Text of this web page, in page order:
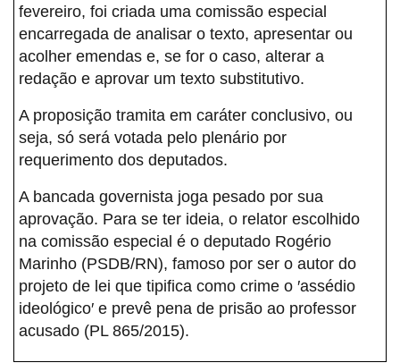
fevereiro, foi criada uma comissão especial
encarregada de analisar o texto, apresentar ou
acolher emendas e, se for o caso, alterar a
redação e aprovar um texto substitutivo.
A proposição tramita em caráter conclusivo, ou
seja, só será votada pelo plenário por
requerimento dos deputados.
A bancada governista joga pesado por sua
aprovação. Para se ter ideia, o relator escolhido
na comissão especial é o deputado Rogério
Marinho (PSDB/RN), famoso por ser o autor do
projeto de lei que tipifica como crime o ′assédio
ideológico′ e prevê pena de prisão ao professor
acusado (PL 865/2015).